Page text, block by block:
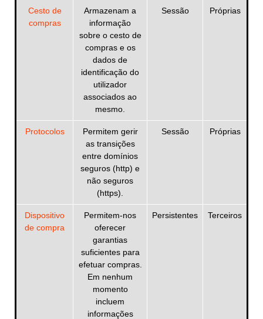
Cesto de
compras
Armazenam a
informação
sobre o cesto de
compras e os
dados de
identificação do
utilizador
associados ao
mesmo.
Sessão Próprias
Protocolos
Permitem gerir
as transições
entre domínios
seguros (http) e
não seguros
(https).
Sessão Próprias
Dispositivo
de compra
Permitem-nos
oferecer
garantias
suficientes para
efetuar compras.
Em nenhum
momento
incluem
informações
Persistentes Terceiros